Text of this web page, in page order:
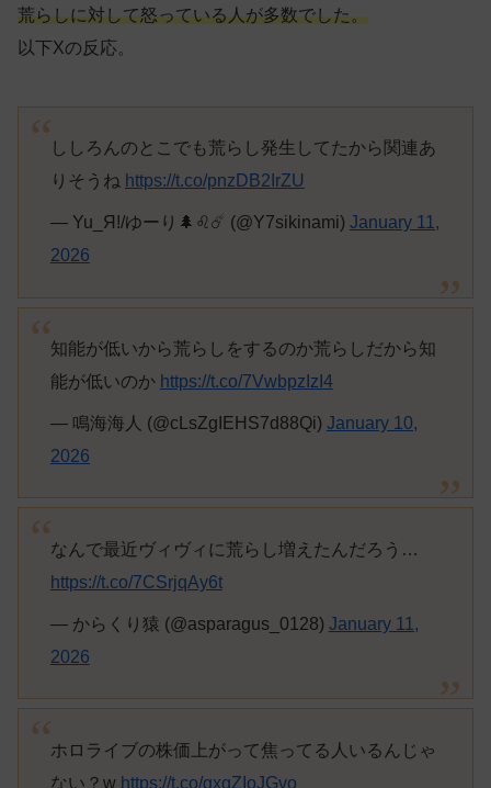
荒らしに対して怒っている人が多数でした。
以下Xの反応。
ししろんのとこでも荒らし発生してたから関連あ
りそうね https://t.co/pnzDB2IrZU
— Yu_Я!/ゆーり🌲♌️☄️ (@Y7sikinami) January 11,
2026
知能が低いから荒らしをするのか荒らしだから知
能が低いのか https://t.co/7VwbpzIzI4
— 鳴海海人 (@cLsZgIEHS7d88Qi) January 10,
2026
なんで最近ヴィヴィに荒らし増えたんだろう…
https://t.co/7CSrjqAy6t
— からくり猿 (@asparagus_0128) January 11,
2026
ホロライブの株価上がって焦ってる人いるんじゃ
ない？w https://t.co/gxgZIoJGvo